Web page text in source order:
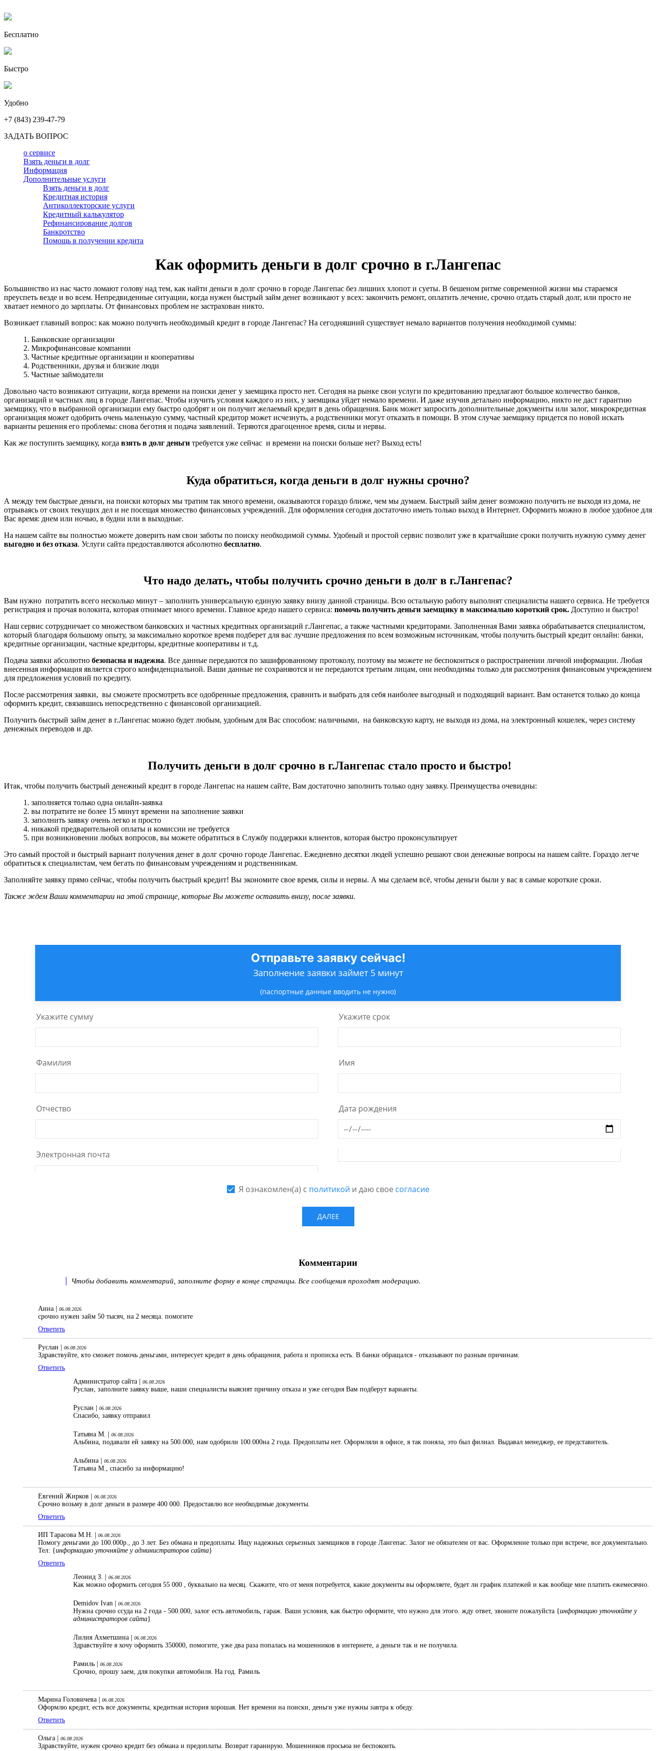
Бесплатно
Быстро
Удобно
+7 (843) 239-47-79
ЗАДАТЬ ВОПРОС
о сервисе
Взять деньги в долг
Информация
Дополнительные услуги
Взять деньги в долг
Кредитная история
Антиколлекторские услуги
Кредитный калькулятор
Рефинансирование долгов
Банкротство
Помощь в получении кредита
Как оформить деньги в долг срочно в г.Лангепас
Большинство из нас часто ломают голову над тем, как найти деньги в долг срочно в городе Лангепас без лишних хлопот и суеты. В бешеном ритме современной жизни мы стараемся
преуспеть везде и во всем. Непредвиденные ситуации, когда нужен быстрый займ денег возникают у всех: закончить ремонт, оплатить лечение, срочно отдать старый долг, или просто не
хватает немного до зарплаты. От финансовых проблем не застрахован никто.
Возникает главный вопрос: как можно получить необходимый кредит в городе Лангепас? На сегодняшний существует немало вариантов получения необходимой суммы:
1. Банковские организации
2. Микрофинансовые компании
3. Частные кредитные организации и кооперативы
4. Родственники, друзья и близкие люди
5. Частные займодатели
Довольно часто возникают ситуации, когда времени на поиски денег у заемщика просто нет. Сегодня на рынке свои услуги по кредитованию предлагают большое количество банков,
организаций и частных лиц в городе Лангепас. Чтобы изучить условия каждого из них, у заемщика уйдет немало времени. И даже изучив детально информацию, никто не даст гарантию
заемщику, что в выбранной организации ему быстро одобрят и он получит желаемый кредит в день обращения. Банк может запросить дополнительные документы или залог, микрокредитная
организация может одобрить очень маленькую сумму, частный кредитор может исчезнуть, а родственники могут отказать в помощи. В этом случае заемщику придется по новой искать
варианты решения его проблемы: снова беготня и подача заявлений. Теряются драгоценное время, силы и нервы.
Как же поступить заемщику, когда взять в долг деньги требуется уже сейчас и времени на поиски больше нет? Выход есть!
Куда обратиться, когда деньги в долг нужны срочно?
А между тем быстрые деньги, на поиски которых мы тратим так много времени, оказываются гораздо ближе, чем мы думаем. Быстрый займ денег возможно получить не выходя из дома, не
отрываясь от своих текущих дел и не посещая множество финансовых учреждений. Для оформления сегодня достаточно иметь только выход в Интернет. Оформить можно в любое удобное для
Вас время: днем или ночью, в будни или в выходные.
На нашем сайте вы полностью можете доверить нам свои заботы по поиску необходимой суммы. Удобный и простой сервис позволит уже в кратчайшие сроки получить нужную сумму денег
выгодно и без отказа. Услуги сайта предоставляются абсолютно бесплатно.
Что надо делать, чтобы получить срочно деньги в долг в г.Лангепас?
Вам нужно потратить всего несколько минут – заполнить универсальную единую заявку внизу данной страницы. Всю остальную работу выполнят специалисты нашего сервиса. Не требуется
регистрация и прочая волокита, которая отнимает много времени. Главное кредо нашего сервиса: помочь получить деньги заемщику в максимально короткий срок. Доступно и быстро!
Наш сервис сотрудничает со множеством банковских и частных кредитных организаций г.Лангепас, а также частными кредиторами. Заполненная Вами заявка обрабатывается специалистом,
который благодаря большому опыту, за максимально короткое время подберет для вас лучшие предложения по всем возможным источникам, чтобы получить быстрый кредит онлайн: банки,
кредитные организации, частные кредиторы, кредитные кооперативы и т.д.
Подача заявки абсолютно безопасна и надежна. Все данные передаются по зашифрованному протоколу, поэтому вы можете не беспокоиться о распространении личной информации. Любая
внесенная информация является строго конфиденциальной. Ваши данные не сохраняются и не передаются третьим лицам, они необходимы только для рассмотрения финансовым учреждением
для предложения условий по кредиту.
После рассмотрения заявки, вы сможете просмотреть все одобренные предложения, сравнить и выбрать для себя наиболее выгодный и подходящий вариант. Вам останется только до конца
оформить кредит, связавшись непосредственно с финансовой организацией.
Получить быстрый займ денег в г.Лангепас можно будет любым, удобным для Вас способом: наличными, на банковскую карту, не выходя из дома, на электронный кошелек, через систему
денежных переводов и др.
Получить деньги в долг срочно в г.Лангепас стало просто и быстро!
Итак, чтобы получить быстрый денежный кредит в городе Лангепас на нашем сайте, Вам достаточно заполнить только одну заявку. Преимущества очевидны:
1. заполняется только одна онлайн-заявка
2. вы потратите не более 15 минут времени на заполнение заявки
3. заполнить заявку очень легко и просто
4. никакой предварительной оплаты и комиссии не требуется
5. при возникновении любых вопросов, вы можете обратиться в Службу поддержки клиентов, которая быстро проконсультирует
Это самый простой и быстрый вариант получения денег в долг срочно городе Лангепас. Ежедневно десятки людей успешно решают свои денежные вопросы на нашем сайте. Гораздо легче
обратиться к специалистам, чем бегать по финансовым учреждениям и родственникам.
Заполняйте заявку прямо сейчас, чтобы получить быстрый кредит! Вы экономите свое время, силы и нервы. А мы сделаем всё, чтобы деньги были у вас в самые короткие сроки.
Также ждем Ваши комментарии на этой странице, которые Вы можете оставить внизу, после заявки.
Комментарии
Чтобы добавить комментарий, заполните форму в конце страницы. Все сообщения проходят модерацию.
Анна | 06.08.2026
срочно нужен займ 50 тысяч, на 2 месяца. помогите
Ответить
Руслан | 06.08.2026
Здравствуйте, кто сможет помочь деньгами, интересует кредит в день обращения, работа и прописка есть. В банки обращался - отказывают по разным причинам.
Ответить
Администратор сайта |
06.08.2026
Руслан, заполните заявку выше, наши специалисты выяснят причину отказа и уже сегодня Вам подберут варианты.
Руслан | 06.08.2026
Спасибо, заявку отправил
Татьяна М. | 06.08.2026
Альбина, подавали ей заявку на 500.000, нам одобрили 100.000на 2 года. Предоплаты нет. Оформляли в офисе, я так поняла, это был филиал. Выдавал менеджер, ее представитель.
Альбина | 06.08.2026
Татьяна М., спасибо за информацию!
Евгений Жирков | 06.08.2026
Срочно возьму в долг деньги в размере 400 000. Предоставлю все необходимые документы.
Ответить
ИП Тарасова М.Н. | 06.08.2026
Помогу деньгами до 100.000р., до 3 лет. Без обмана и предоплаты. Ищу надежных серьезных заемщиков в городе Лангепас. Залог не обязателен от вас. Оформление только при встрече, все документально.
Тел: {информацию уточняйте у администраторов сайта}
Ответить
Леонид З. |
06.08.2026
Как можно оформить сегодня 55 000 , буквально на месяц. Скажите, что от меня потребуется, какие документы вы оформляете, будет ли график платежей и как вообще мне платить ежемесячно.
Demidov Ivan | 06.08.2026
Нужна срочно ссуда на 2 года - 500.000, залог есть автомобиль, гараж. Ваши условия, как быстро оформите, что нужно для этого. жду ответ, звоните пожалуйста {информацию уточняйте у
администраторов сайта}
Лилия Ахметшина | 06.08.2026
Здравствуйте я хочу оформить 350000, помогите, уже два раза попалась на мошенников в интернете, а деньги так и не получила.
Рамиль | 06.08.2026
Срочно, прошу заем, для покупки автомобиля. На год. Рамиль
Марина Головичева | 06.08.2026
Оформлю кредит, есть все документы, кредитная история хорошая. Нет времени на поиски, деньги уже нужны завтра к обеду.
Ответить
Ольга | 06.08.2026
Здравствуйте, нужен срочно кредит без обмана и предоплаты. Возврат гаранирую. Мошенников просьюа не беспокоить.